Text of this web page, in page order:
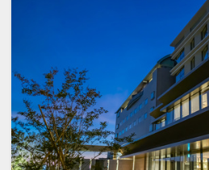
並み地区では、武家屋
設定期間：2026年4月1
30日
インターネットコース
17531630
●仁摩サンドミュージ
世界一大きな砂時計『
る砂博物館です。大ヒッ
画「砂時計」のロケ地
す。工作コーナーの月
ードづくりは、大人も
●１台７００円 ／ 先着４
※先着順（途中入出庫は
す。満車の場合は近隣
致します。
※駐輪場はございませ
■サウナ：１７：００
お部屋のタオルをお持
（大浴場に備え付けはご
浴衣・スリッパでお越
いません。